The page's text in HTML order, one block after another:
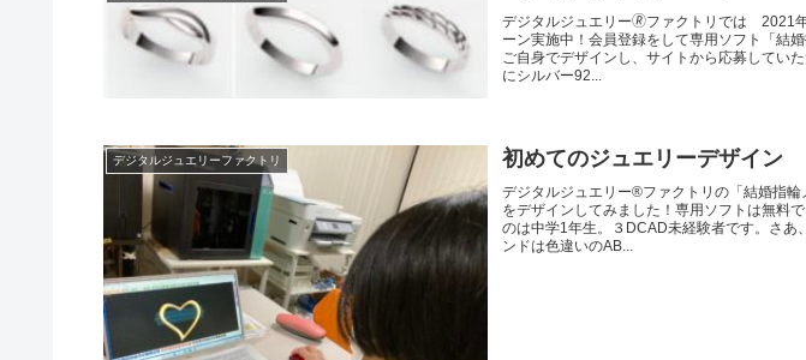
デジタルジュエリー🄬ファクトリでは 2021
ーン実施中！会員登録をして専用ソフト「結
ご自身でデザインし、サイトから応募して
にシルバー92...
デジタルジュエリーファクトリ 初めてのジュエリーデザイン
デジタルジュエリー®ファクトリの「結婚指
をデザインしてみました！専用ソフトは無料
のは中学1年生。３DCAD未経験者です。さあ
ンドは色違いのAB...